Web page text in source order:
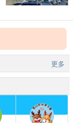
更多